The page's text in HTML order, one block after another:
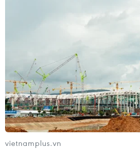
vietnamplus.vn